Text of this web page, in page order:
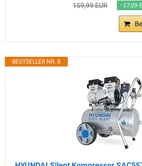
159,99 EUR −27,09
BESTSELLER NR. 8